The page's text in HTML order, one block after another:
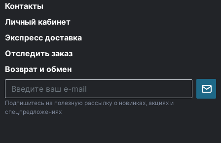
Контакты
Личный кабинет
Экспресс доставка
Отследить заказ
Возврат и обмен
Подпишитесь на полезную рассылку о новинках, акциях и
спецпредложениях